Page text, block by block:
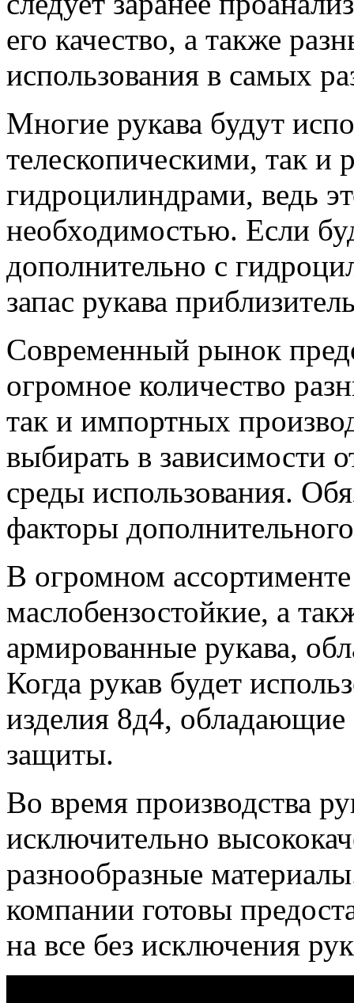
его качество, а также
использования в самых
Многие рукава будут
телескопическими, так
гидроцилиндрами, ведь
необходимостью. Если
дополнительно с
запас рукава
Современный рынок
огромное количество
так и импортных
выбирать в зависимости
среды использования.
факторы
В огромном
маслобензостойкие, а
армированные рукава,
Когда рукав будет
изделия 8д4,
защиты.
Во время производства
исключительно
разнообразные
компании готовы
на все без исключения